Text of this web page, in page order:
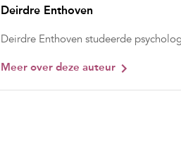
Deirdre Enthoven
Deirdre Enthoven studeerde
Meer over deze auteur